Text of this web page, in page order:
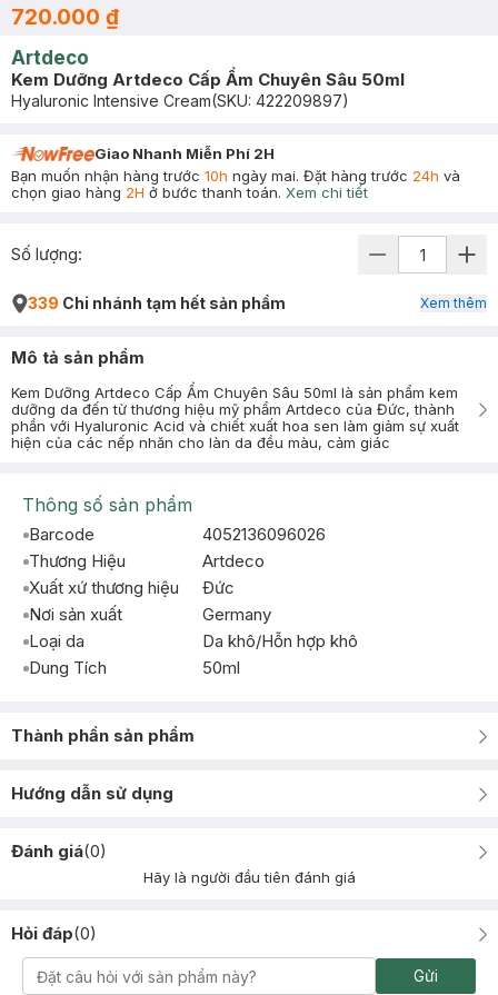
720.000 ₫
Artdeco
Kem Dưỡng Artdeco Cấp Ẩm Chuyên Sâu 50ml
Hyaluronic Intensive Cream(SKU: 422209897)
Giao Nhanh Miễn Phí 2H
Bạn muốn nhận hàng trước 10h ngày mai. Đặt hàng trước 24h và
chọn giao hàng 2H ở bước thanh toán. Xem chi tiết
Số lượng:
339 Chi nhánh tạm hết sản phẩm Xem thêm
Mô tả sản phẩm
Kem Dưỡng Artdeco Cấp Ẩm Chuyên Sâu 50ml là sản phẩm kem
dưỡng da đến từ thương hiệu mỹ phẩm Artdeco của Đức, thành
phần với Hyaluronic Acid và chiết xuất hoa sen làm giảm sự xuất
hiện của các nếp nhăn cho làn da đều màu, cảm giác
Thông số sản phẩm
Barcode
4052136096026
Thương Hiệu
Artdeco
Xuất xứ thương hiệu
Ðức
Nơi sản xuất
Germany
Loại da
Da khô/Hỗn hợp khô
Dung Tích
50ml
Thành phần sản phẩm
Hướng dẫn sử dụng
Đánh giá(0)
Hãy là người đầu tiên đánh giá
Hỏi đáp(0)
Gửi